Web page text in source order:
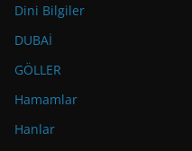
Dini Bilgiler
DUBAİ
GÖLLER
Hamamlar
Hanlar